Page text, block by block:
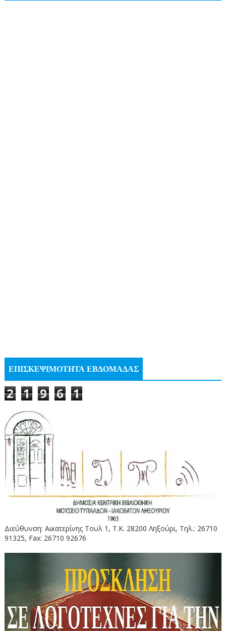
ΕΠΙΣΚΕΨΙΜΟΤΗΤΑ ΕΒΔΟΜΑΔΑΣ
2 1 9 6 1
Διεύθυνση: Αικατερίνης Τουλ 1, Τ.Κ. 28200 Ληξούρι, Τηλ.: 26710
91325, Fax: 26710 92676